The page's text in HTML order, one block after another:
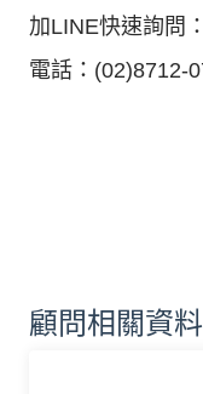
加LINE快速詢問：
電話：(02)8712-
顧問相關資料